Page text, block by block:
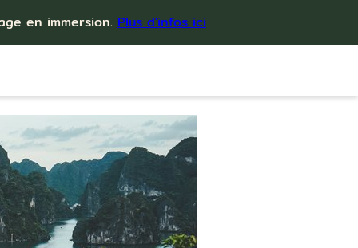
en immersion. Plus d'infos ici